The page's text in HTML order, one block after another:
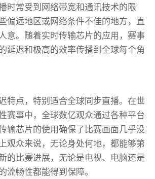
时常受到网络带宽和通讯技术的限
偏远地区或网络条件不佳的地方，直
意。随着实时传输芯片的应用，赛事
延迟和极高的效率传播到全球每个角
特点，特别适合全球同步直播。在世
赛事中，全球数亿观众通过各种平台
输芯片的使用确保了比赛画面几乎没
观众来说，无论身处何地，都能够第
的比赛进展，无论是电视、电脑还是
流畅性都能得到保障。